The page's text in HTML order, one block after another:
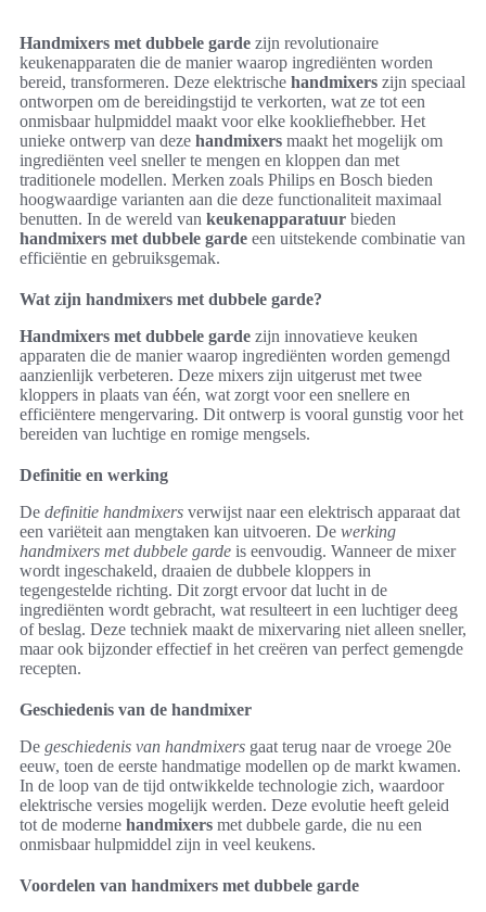
Handmixers met dubbele garde zijn revolutionaire
keukenapparaten die de manier waarop ingrediënten worden
bereid, transformeren. Deze elektrische handmixers zijn speciaal
ontworpen om de bereidingstijd te verkorten, wat ze tot een
onmisbaar hulpmiddel maakt voor elke kookliefhebber. Het
unieke ontwerp van deze handmixers maakt het mogelijk om
ingrediënten veel sneller te mengen en kloppen dan met
traditionele modellen. Merken zoals Philips en Bosch bieden
hoogwaardige varianten aan die deze functionaliteit maximaal
benutten. In de wereld van keukenapparatuur bieden
handmixers met dubbele garde een uitstekende combinatie van
efficiëntie en gebruiksgemak.
Wat zijn handmixers met dubbele garde?
Handmixers met dubbele garde zijn innovatieve keuken
apparaten die de manier waarop ingrediënten worden gemengd
aanzienlijk verbeteren. Deze mixers zijn uitgerust met twee
kloppers in plaats van één, wat zorgt voor een snellere en
efficiëntere mengervaring. Dit ontwerp is vooral gunstig voor het
bereiden van luchtige en romige mengsels.
Definitie en werking
De definitie handmixers verwijst naar een elektrisch apparaat dat
een variëteit aan mengtaken kan uitvoeren. De werking
handmixers met dubbele garde is eenvoudig. Wanneer de mixer
wordt ingeschakeld, draaien de dubbele kloppers in
tegengestelde richting. Dit zorgt ervoor dat lucht in de
ingrediënten wordt gebracht, wat resulteert in een luchtiger deeg
of beslag. Deze techniek maakt de mixervaring niet alleen sneller,
maar ook bijzonder effectief in het creëren van perfect gemengde
recepten.
Geschiedenis van de handmixer
De geschiedenis van handmixers gaat terug naar de vroege 20e
eeuw, toen de eerste handmatige modellen op de markt kwamen.
In de loop van de tijd ontwikkelde technologie zich, waardoor
elektrische versies mogelijk werden. Deze evolutie heeft geleid
tot de moderne handmixers met dubbele garde, die nu een
onmisbaar hulpmiddel zijn in veel keukens.
Voordelen van handmixers met dubbele garde